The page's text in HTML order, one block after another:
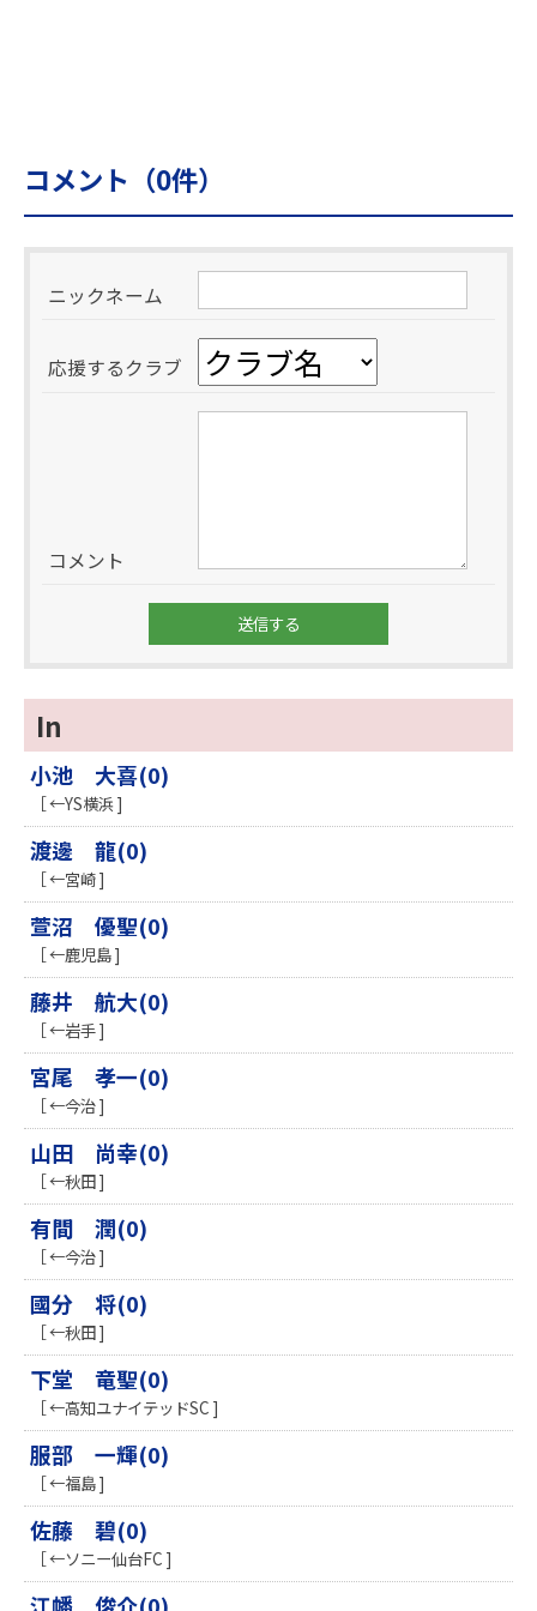
コメント（0件）
ニックネーム
応援するクラブ
コメント
In
小池 大喜(0)
［ ←YS横浜 ]
渡邊 龍(0)
［ ←宮崎 ]
萱沼 優聖(0)
［ ←鹿児島 ]
藤井 航大(0)
［ ←岩手 ]
宮尾 孝一(0)
［ ←今治 ]
山田 尚幸(0)
［ ←秋田 ]
有間 潤(0)
［ ←今治 ]
國分 将(0)
［ ←秋田 ]
下堂 竜聖(0)
［ ←高知ユナイテッドSC ]
服部 一輝(0)
［ ←福島 ]
佐藤 碧(0)
［ ←ソニー仙台FC ]